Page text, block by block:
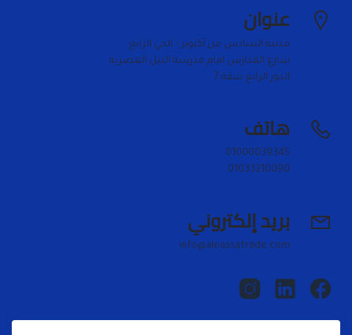
عنوان
الدور الرابع شقة 7
هاتف
01033210090
بريد إلكتروني
info@aleassatrade.com